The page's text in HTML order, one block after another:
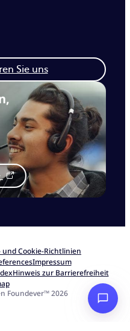
Sie uns
page
Cookie-Richtlinien
Impressum
Hinweis zur Barrierefreiheit
Foundever™ 2026